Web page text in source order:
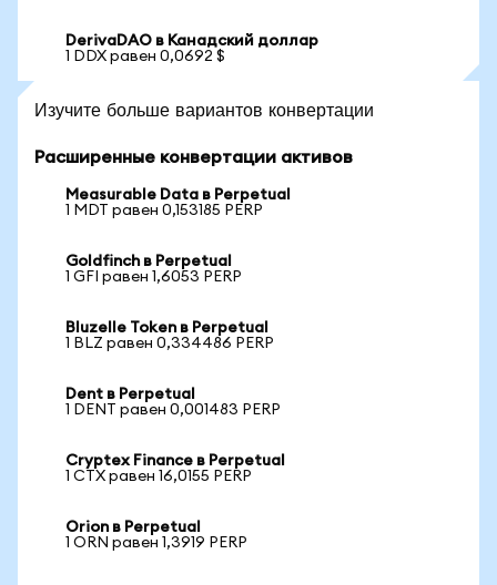
DerivaDAO в Канадский доллар
1 DDX равен 0,0692 $
Изучите больше вариантов конвертации
Расширенные конвертации активов
Measurable Data в Perpetual
1 MDT равен 0,153185 PERP
Goldfinch в Perpetual
1 GFI равен 1,6053 PERP
Bluzelle Token в Perpetual
1 BLZ равен 0,334486 PERP
Dent в Perpetual
1 DENT равен 0,001483 PERP
Cryptex Finance в Perpetual
1 CTX равен 16,0155 PERP
Orion в Perpetual
1 ORN равен 1,3919 PERP